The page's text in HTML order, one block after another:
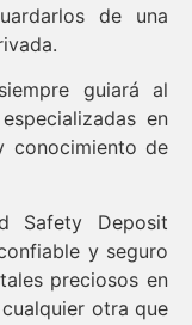
de una
guiará al
en
conocimiento de
Safety Deposit
y seguro
preciosos en
otra que